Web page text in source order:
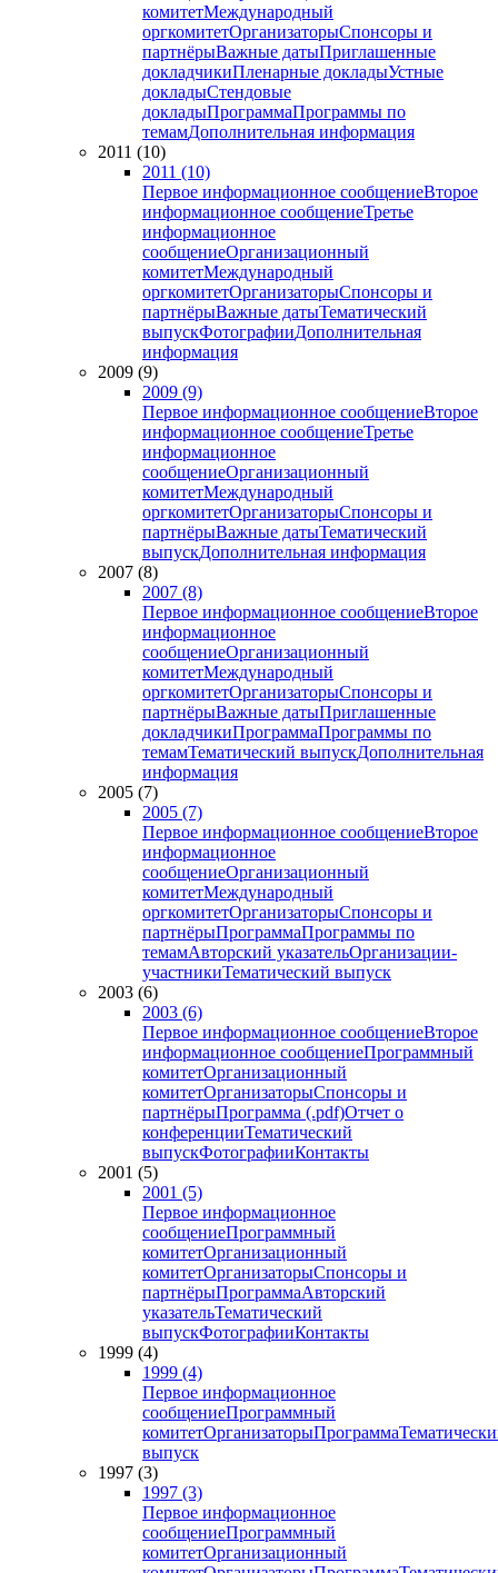
комитетМеждународный
оргкомитетОрганизаторыСпонсоры и
партнёрыВажные датыПриглашенные
докладчикиПленарные докладыУстные
докладыСтендовые
докладыПрограммаПрограммы по
темамДополнительная информация
2011 (10)
2011 (10)
Первое информационное сообщениеВторое
информационное сообщениеТретье
информационное
сообщениеОрганизационный
комитетМеждународный
оргкомитетОрганизаторыСпонсоры и
партнёрыВажные датыТематический
выпускФотографииДополнительная
информация
2009 (9)
2009 (9)
Первое информационное сообщениеВторое
информационное сообщениеТретье
информационное
сообщениеОрганизационный
комитетМеждународный
оргкомитетОрганизаторыСпонсоры и
партнёрыВажные датыТематический
выпускДополнительная информация
2007 (8)
2007 (8)
Первое информационное сообщениеВторое
информационное
сообщениеОрганизационный
комитетМеждународный
оргкомитетОрганизаторыСпонсоры и
партнёрыВажные датыПриглашенные
докладчикиПрограммаПрограммы по
темамТематический выпускДополнительная
информация
2005 (7)
2005 (7)
Первое информационное сообщениеВторое
информационное
сообщениеОрганизационный
комитетМеждународный
оргкомитетОрганизаторыСпонсоры и
партнёрыПрограммаПрограммы по
темамАвторский указательОрганизации-
участникиТематический выпуск
2003 (6)
2003 (6)
Первое информационное сообщениеВторое
информационное сообщениеПрограммный
комитетОрганизационный
комитетОрганизаторыСпонсоры и
партнёрыПрограмма (.pdf)Отчет о
конференцииТематический
выпускФотографииКонтакты
2001 (5)
2001 (5)
Первое информационное
сообщениеПрограммный
комитетОрганизационный
комитетОрганизаторыСпонсоры и
партнёрыПрограммаАвторский
указательТематический
выпускФотографииКонтакты
1999 (4)
1999 (4)
Первое информационное
сообщениеПрограммный
комитетОрганизаторыПрограмма
выпуск
1997 (3)
1997 (3)
Первое информационное
сообщениеПрограммный
комитетОрганизационный